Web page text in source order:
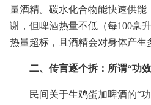
量酒精。碳水化合物能快速供能
谢，但啤酒热量不低（每100毫
热量超标，且酒精会对身体产生
二、传言逐个拆：所谓“功
民间关于生鸡蛋加啤酒的“